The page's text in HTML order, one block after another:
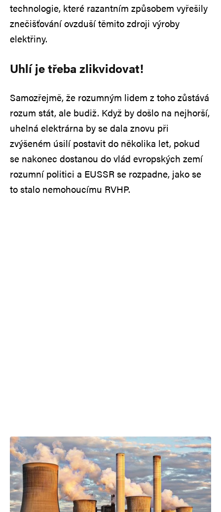
technologie, které razantním způsobem vyřešily
znečišťování ovzduší těmito zdroji výroby
elektřiny.
Uhlí je třeba zlikvidovat!
Samozřejmě, že rozumným lidem z toho zůstává
rozum stát, ale budiž. Když by došlo na nejhorší,
uhelná elektrárna by se dala znovu při
zvýšeném úsilí postavit do několika let, pokud
se nakonec dostanou do vlád evropských zemí
rozumní politici a EUSSR se rozpadne, jako se
to stalo nemohoucímu RVHP.